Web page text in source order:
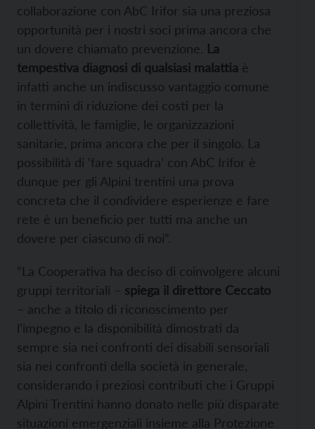
collaborazione con AbC Irifor sia una preziosa
opportunità per i nostri soci prima ancora che
un dovere chiamato prevenzione. La
tempestiva diagnosi di qualsiasi malattia è
infatti anche un indiscusso vantaggio comune
in termini di riduzione dei costi per la
collettività, le famiglie, le organizzazioni
sanitarie, prima ancora che per il singolo. La
possibilità di ‘fare squadra’ con AbC Irifor è
dunque per gli Alpini trentini una prova
concreta che il condividere esperienze e fare
rete è un beneficio per tutti ma anche un
dovere per ciascuno di noi”.
“La Cooperativa ha deciso di coinvolgere alcuni
gruppi territoriali – spiega il direttore Ceccato
– anche a titolo di riconoscimento per
l’impegno e la disponibilità dimostrati da
sempre sia nei confronti dei disabili sensoriali
sia nei confronti della società in generale,
considerando i preziosi contributi che i Gruppi
Alpini Trentini hanno donato nelle più disparate
situazioni emergenziali insieme alla Protezione